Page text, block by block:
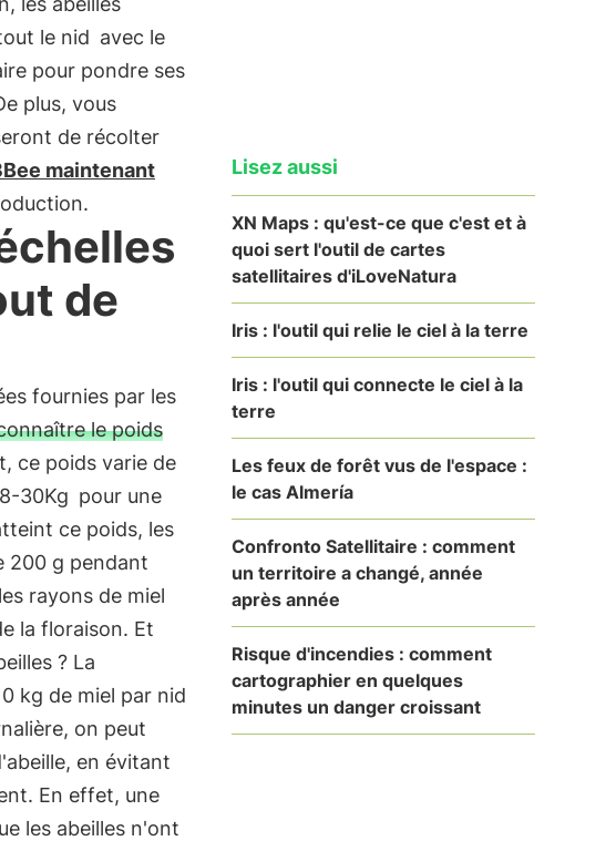
le nid avec le
pour pondre ses
plus, vous
de récolter
maintenant
de
fournies par les
le poids
ce poids varie de
30Kg pour une
ce poids, les
200 g pendant
rayons de miel
la floraison. Et
? La
kg de miel par nid
on peut
en évitant
En effet, une
les abeilles n'ont
Lisez aussi
XN Maps : qu'est-ce que c'est et à
quoi sert l'outil de cartes
satellitaires d'iLoveNatura
Iris : l'outil qui relie le ciel à la terre
Iris : l'outil qui connecte le ciel à la
terre
Les feux de forêt vus de l'espace :
le cas Almería
Confronto Satellitaire : comment
un territoire a changé, année
après année
Risque d'incendies : comment
cartographier en quelques
minutes un danger croissant